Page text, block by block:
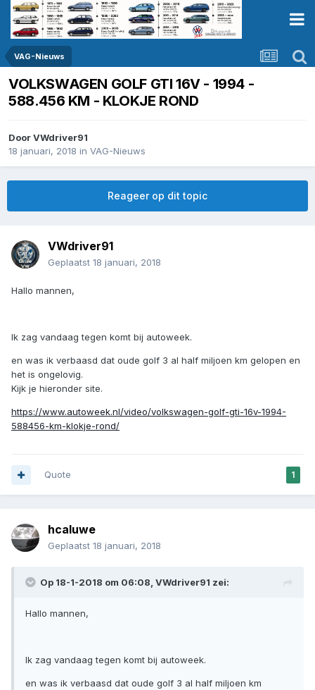
VAG-Nieuws
VOLKSWAGEN GOLF GTI 16V - 1994 -
588.456 KM - KLOKJE ROND
DoorVWdriver91
18 januari, 2018 in VAG-Nieuws
Reageer op dit topic
VWdriver91
Geplaatst 18 januari, 2018
Hallo mannen,
Ik zag vandaag tegen komt bij autoweek.
en was ik verbaasd dat oude golf 3 al half miljoen km gelopen en
het is ongelovig.
Kijk je hieronder site.
https://www.autoweek.nl/video/volkswagen-golf-gti-16v-1994-
588456-km-klokje-rond/
1
Quote
hcaluwe
Geplaatst 18 januari, 2018
Op 18-1-2018 om 06:08, VWdriver91 zei:
Hallo mannen,
Ik zag vandaag tegen komt bij autoweek.
en was ik verbaasd dat oude golf 3 al half miljoen km